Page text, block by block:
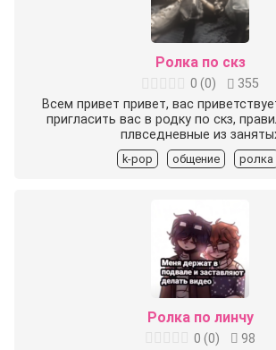
Ролка по скз
0 (0)
355
Всем привет привет, вас
пригласить вас в родку по скз,
плвседневные из
k-pop общение ролка
Ролка по линчу
0 (0)
98